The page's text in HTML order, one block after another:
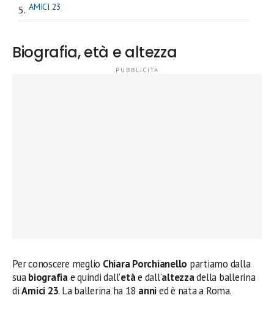
AMICI 23
Biografia, età e altezza
Per conoscere meglio Chiara Porchianello partiamo dalla
suabiografiae quindi dall’etàe dall’altezzadella ballerina
diAmici 23. La ballerina ha 18 annied è nata a Roma.